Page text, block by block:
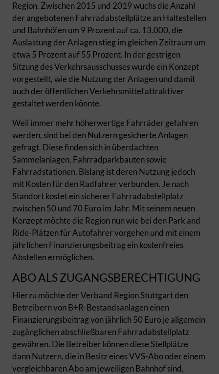
Region. Zwischen 2015 und 2019 wuchs die Anzahl
der angebotenen Fahrradabstellplätze an Haltestellen
und Bahnhöfen um 9 Prozent auf ca. 13.000, die
Auslastung der Anlagen stieg im gleichen Zeitraum um
etwa 5 Prozent auf 55 Prozent. In der gestrigen
Sitzung des Verkehrsausschusses wurde ein Konzept
vorgestellt, wie die Nutzung der Anlagen und damit
auch der öffentlichen Verkehrsmittel attraktiver
gestaltet werden könnte.
Weil immer mehr höherwertige Fahrräder gefahren
werden, sind bei den Nutzern gesicherte Anlagen
gefragt. Diese finden sich in überdachten
Sammelanlagen, Fahrradparkbauten sowie
Fahrradstationen. Bislang ist deren Nutzung jedoch
mit Kosten für den Radfahrer verbunden. Je nach
Standort kostet ein sicherer Fahrradabstellplatz
zwischen 50 und 70 Euro im Jahr. Mit seinem neuen
Konzept möchte die Region nun wie bei den Park and
Ride-Plätzen für Autofahrer vorgehen und mit einem
jährlichen Finanzierungsbeitrag ein kostenfreies
Abstellen ermöglichen.
ABO ALS ZUGANGSBERECHTIGUNG
Hierzu möchte der Verband Region Stuttgart den
Betreibern von B+R-Bestandsanlagen einen
Finanzierungsbeitrag von jährlich 50 Euro je allgemein
zugänglichen abschließbaren Fahrradabstellplatz
gewähren. Die Betreiber können diese Stellplätze
dann Nutzern, die in Besitz eines VVS-Abo oder einem
vergleichbaren Abo am jeweiligen Bahnhof sind,